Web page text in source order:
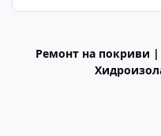
Ремонт на покриви